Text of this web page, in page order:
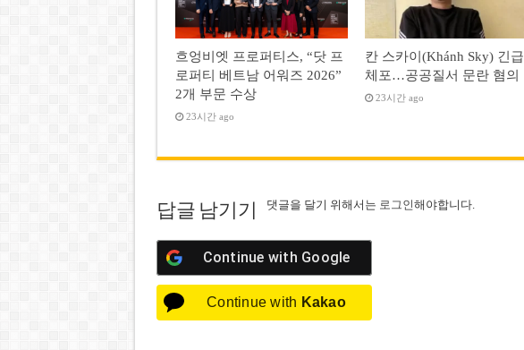
흐엉비엣 프로퍼티스, “닷 프
로퍼티 베트남 어워즈 2026”
2개 부문 수상
23시간 ago
칸 스카이(Khánh Sky) 긴급
체포…공공질서 문란 혐의
23시간 ago
답글 남기기 댓글을 달기 위해서는 로그인해야합니다.
Continue with Google
Continue with Kakao